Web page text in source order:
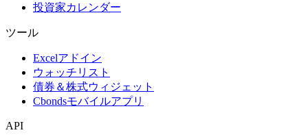
投資家カレンダー
ツール
Excelアドイン
ウォッチリスト
債券＆株式ウィジェット
Cbondsモバイルアプリ
API